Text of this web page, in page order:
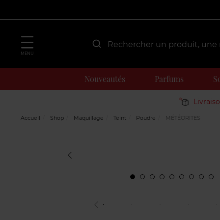
MENU
Nouveautés Parfums
Accueil Shop Maquillage Teint Poudre MÉTÉORITES